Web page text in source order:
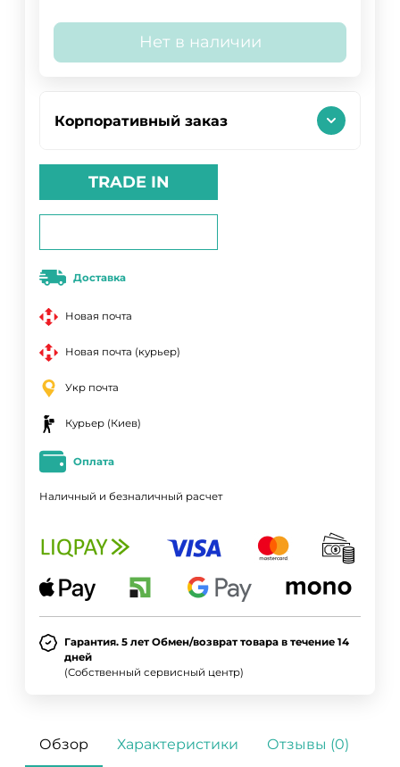
Нет в наличии
Корпоративный заказ
TRADE IN
Доставка
Новая почта
Новая почта (курьер)
Укр почта
Курьер (Киев)
Оплата
Наличный и безналичный расчет
Гарантия. 5 лет Обмен/возврат товара в течение 14
дней
(Собственный сервисный центр)
Обзор Характеристики Отзывы (0)